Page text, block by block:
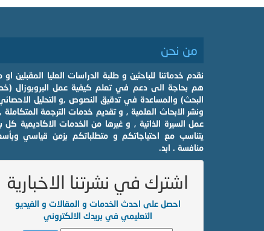
من نحن
نقدم خدماتنا للباحثين و طلبة الدراسات العليا المقبلين او
هم بحاجة الى دعم في تعلم كيفية عمل البروبوزال
البحث) والمساعدة في تدقيق النصوص ,و التحليل
ونشر الابحاث العلمية , و تقديم خدمات الترجمة المتكاملة
عمل السيرة الذاتية , و غيرها من الخدمات الاكاديمية كل
يتناسب مع احتياجاتكم و متطلباتكم بزمن قياسي
منافسة . ابد.
اشترك في نشرتنا الاخبارية
احصل على احدث الخدمات و المقالات و الفيديو
التعليمي في بريدك الالكتروني